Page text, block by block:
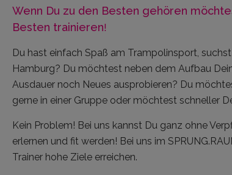
Wenn Du zu den Besten gehören
Besten trainieren!
Du hast einfach Spaß am Trampolinsport,
Hamburg? Du möchtest neben dem Aufbau
Ausdauer noch Neues ausprobieren? Du
gerne in einer Gruppe oder möchtest schneller
Kein Problem! Bei uns kannst Du ganz ohne
erlernen und fit werden! Bei uns im
Trainer hohe Ziele erreichen.